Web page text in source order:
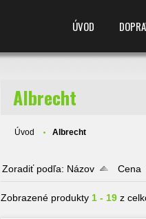
ÚVOD
Albrecht
Úvod Albrecht
Zoradiť podľa: Názov Cena
Zobrazené produkty 1 - 19 z